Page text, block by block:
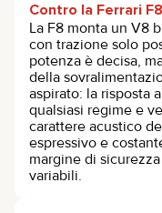
Contro la Ferrari
La F8 monta un V8
con trazione solo
potenza è decisa,
della
aspirato: la risposta
qualsiasi regime e
carattere acustico
espressivo e
margine di
variabili.